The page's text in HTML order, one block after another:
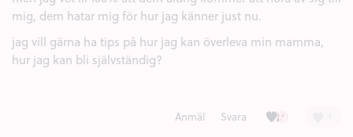
mig, dem hatar mig för hur jag känner just nu.
jag vill gärna ha tips på hur jag kan överleva min mamma,
hur jag kan bli självständig?
Anmäl Svara Kärlek (12)
Ledsen (1)